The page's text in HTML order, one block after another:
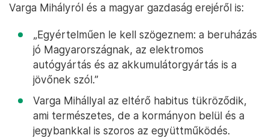
Varga Mihályról és a magyar gazdaság erejéről is:
„Egyértelműen le kell szögeznem: a beruházás
jó Magyarországnak, az elektromos
autógyártás és az akkumulátorgyártás is a
jövőnek szól.”
Varga Mihállyal az eltérő habitus tükröződik,
ami természetes, de a kormányon belül és a
jegybankkal is szoros az együttműködés.